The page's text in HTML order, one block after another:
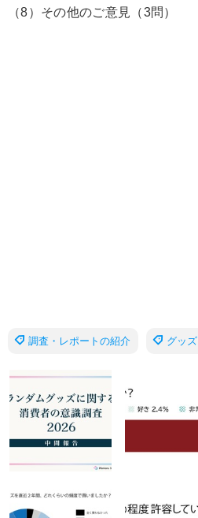
（8）その他のご意見（3問）
調査・レポートの紹介 グッズ